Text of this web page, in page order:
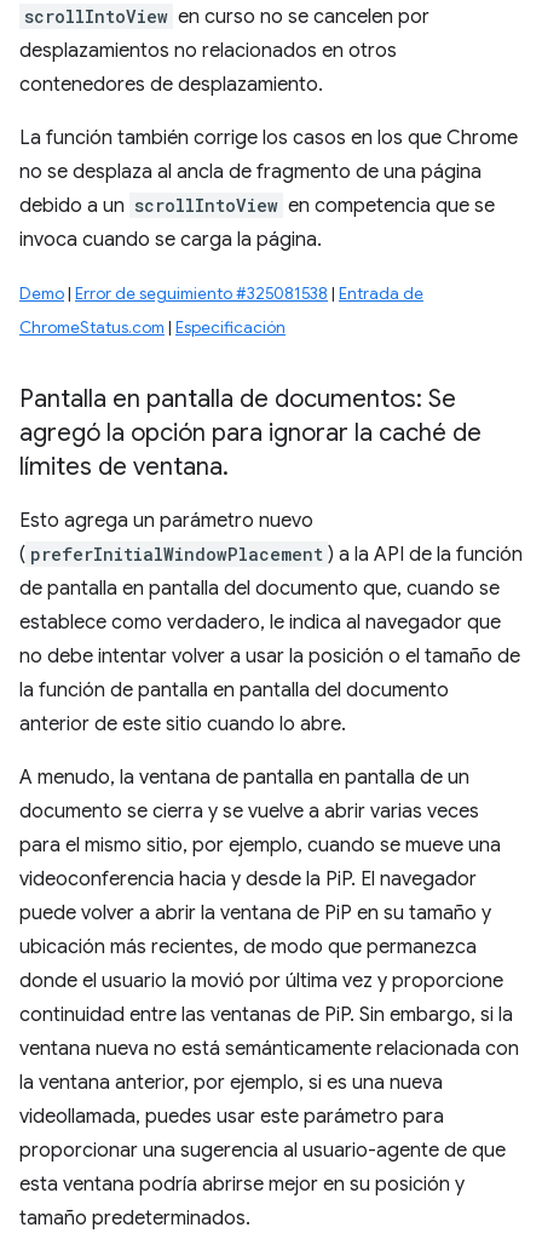
scrollIntoView en curso no se cancelen por
desplazamientos no relacionados en otros
contenedores de desplazamiento.
La función también corrige los casos en los que Chrome
no se desplaza al ancla de fragmento de una página
debido a un scrollIntoView en competencia que se
invoca cuando se carga la página.
Demo| Error de seguimiento #325081538 | Entrada de
ChromeStatus.com | Especificación
Pantalla en pantalla de documentos: Se
agregó la opción para ignorar la caché de
límites de ventana.
Esto agrega un parámetro nuevo
( preferInitialWindowPlacement ) a la API de la función
de pantalla en pantalla del documento que, cuando se
establece como verdadero, le indica al navegador que
no debe intentar volver a usar la posición o el tamaño de
la función de pantalla en pantalla del documento
anterior de este sitio cuando lo abre.
A menudo, la ventana de pantalla en pantalla de un
documento se cierra y se vuelve a abrir varias veces
para el mismo sitio, por ejemplo, cuando se mueve una
videoconferencia hacia y desde la PiP. El navegador
puede volver a abrir la ventana de PiP en su tamaño y
ubicación más recientes, de modo que permanezca
donde el usuario la movió por última vez y proporcione
continuidad entre las ventanas de PiP. Sin embargo, si la
ventana nueva no está semánticamente relacionada con
la ventana anterior, por ejemplo, si es una nueva
videollamada, puedes usar este parámetro para
proporcionar una sugerencia al usuario-agente de que
esta ventana podría abrirse mejor en su posición y
tamaño predeterminados.